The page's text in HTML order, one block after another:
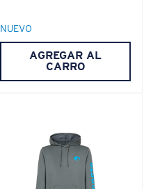
NUEVO
AGREGAR AL
CARRO